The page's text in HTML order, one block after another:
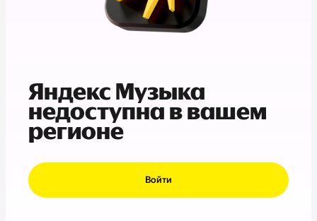
Яндекс Музыка
недоступна в вашем
регионе
Войти